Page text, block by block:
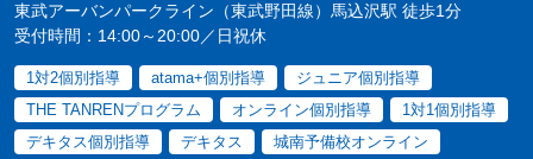
東武アーバンパークライン（東武野田線）馬込沢駅 徒歩1分
受付時間：14:00～20:00／日祝休
1対2個別指導 atama+個別指導
ジュニア個別指導
THE TANRENプログラム
オンライン個別指導
1対1個別指導
デキタス個別指導
デキタス
城南予備校オンライン